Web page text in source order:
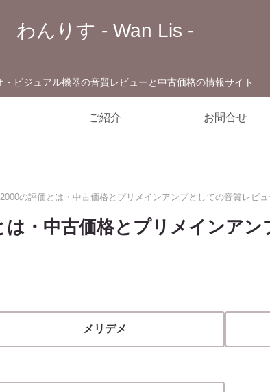
わんりす - Wan Lis -
・ビジュアル機器の音質レビューと中古価格の情報サイト
ご紹介 お問合せ
の評価とは・中古価格とプリメインアンプとしての音質レビュ
・中古価格とプリメインア
メリデメ